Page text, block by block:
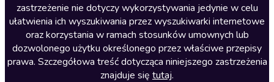
Polityka
Prasa
Religia
Romans
zastrzeżenie nie dotyczy wykorzystywania jedynie w celu
ułatwienia ich wyszukiwania przez wyszukiwarki internetowe
oraz korzystania w ramach stosunków umownych lub
dozwolonego użytku określonego przez właściwe przepisy
prawa. Szczegółowa treść dotycząca niniejszego zastrzeżenia
znajduje się tutaj.